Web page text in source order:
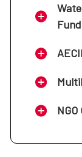
Fund